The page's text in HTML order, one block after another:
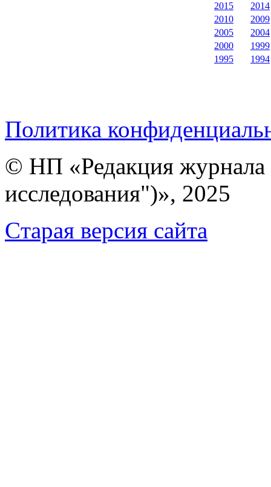
2015
2014
2010
2009
2005
2004
2000
1999
1995
1994
Политика
© НП «Редакция
исследования")», 2025
Cтарая версия сайта